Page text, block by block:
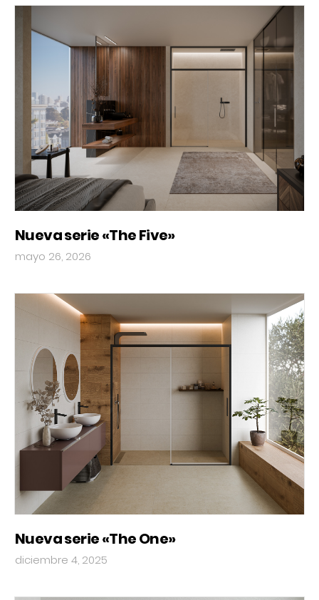
Nueva serie «The Five»
mayo 26, 2026
Nueva serie «The One»
diciembre 4, 2025